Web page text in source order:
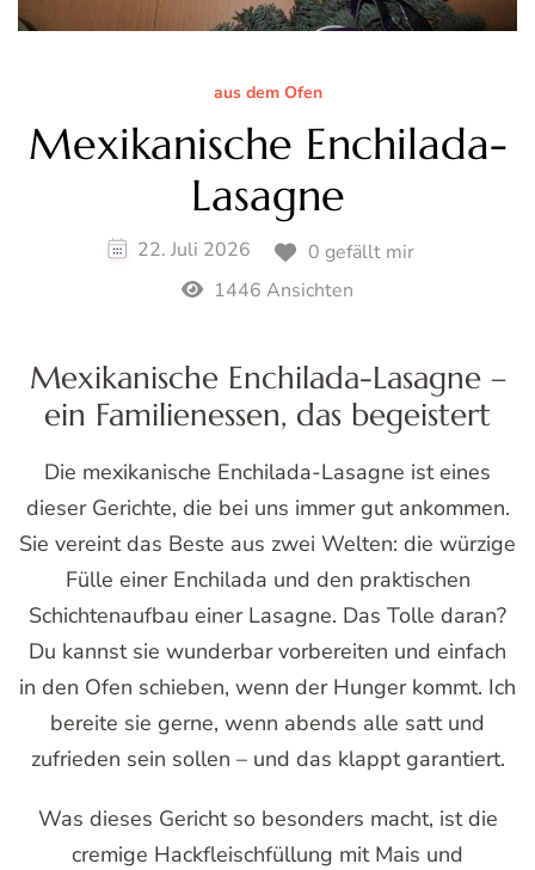
aus dem Ofen
Mexikanische Enchilada-
Lasagne
22. Juli 2026
0 gefällt mir
1446 Ansichten
Mexikanische Enchilada-Lasagne –
ein Familienessen, das begeistert
Die mexikanische Enchilada-Lasagne ist eines
dieser Gerichte, die bei uns immer gut ankommen.
Sie vereint das Beste aus zwei Welten: die würzige
Fülle einer Enchilada und den praktischen
Schichtenaufbau einer Lasagne. Das Tolle daran?
Du kannst sie wunderbar vorbereiten und einfach
in den Ofen schieben, wenn der Hunger kommt. Ich
bereite sie gerne, wenn abends alle satt und
zufrieden sein sollen – und das klappt garantiert.
Was dieses Gericht so besonders macht, ist die
cremige Hackfleischfüllung mit Mais und